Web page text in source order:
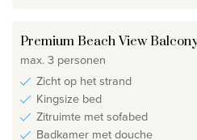
Premium Beach View
max. 3 personen
Zicht op het strand
Kingsize bed
Zitruimte met sofabed
Badkamer met douche